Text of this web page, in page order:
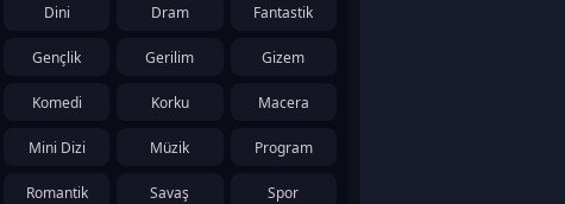
Dini Dram Fantastik
Gençlik Gerilim Gizem
Komedi Korku Macera
Mini Dizi Müzik Program
Romantik Savaş Spor